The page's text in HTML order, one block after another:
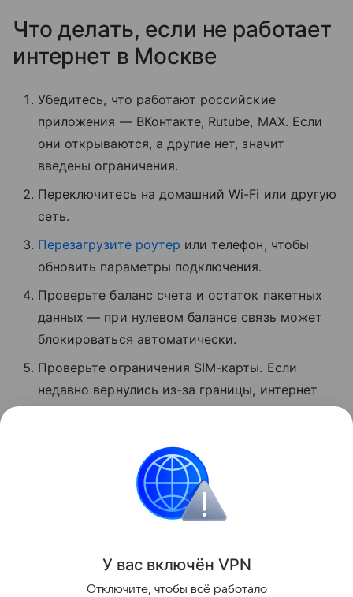
Что делать, если не работает
интернет в Москве
Убедитесь, что работают российские
приложения — ВКонтакте, Rutube, MAX. Если
они открываются, а другие нет, значит
введены ограничения.
Переключитесь на домашний Wi-Fi или другую
сеть.
Перезагрузите роутер или телефон, чтобы
обновить параметры подключения.
Проверьте баланс счета и остаток пакетных
данных — при нулевом балансе связь может
блокироваться автоматически.
Проверьте ограничения SIM-карты. Если
недавно вернулись из-за границы, интернет
может быть временно заблокирован.
оператора и уточните, почему нет связи.
Интернет
Поделиться
У вас включён VPN
Отключите, чтобы всё работало